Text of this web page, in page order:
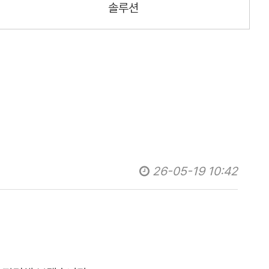
솔루션
26-05-19 10:42